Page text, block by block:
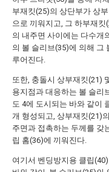
부재킷(25)의 상단부가 상
으로 끼워지고, 그 하부재
의 내주면 사이에는 다수개
의 볼 슬리브(35)에 의해 그
루어진다.
또한, 충돌시 상부재킷(21)
용지점과 대응하는 볼 슬리
도 4에 도시되는 바와 같이
개 형성되고, 상부재킷(21)
주면과 접촉하는 두께를 갖
립 홈(36)에 끼워진다.
여기서 벤딩방지용 클립